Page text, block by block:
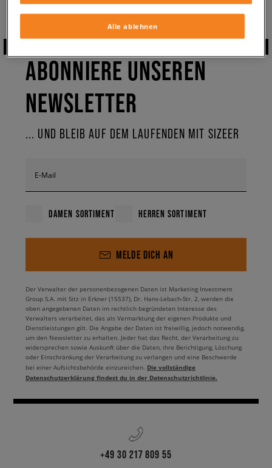
ABONNIERE UNSEREN
NEWSLETTER
... UND BLEIB AUF DEM LAUFENDEN MIT SIZEER
E-Mail
DAMEN SORTIMENT HERREN SORTIMENT
MELDE DICH AN
Der Verwalter der personenbezogenen Daten ist Marketing Investment
Group S.A. mit Sitz in Erkner (15537), Dr. Hans-Lebach-Str. 2, werden die
oben angegebenen Daten im rechtlich begründeten Interesse des
Verwalters verarbeitet, das als Vermarktung der eigenen Produkte und
Dienstleistungen gilt. Die Angabe der Daten ist freiwillig, jedoch notwendig,
um den Newsletter zu erhalten. Jeder hat das Recht, der Verarbeitung zu
widersprechen sowie Auskunft über die Daten, ihre Berichtigung, Löschung
oder Einschränkung der Verarbeitung zu verlangen und eine Beschwerde
bei einer Aufsichtsbehörde einzureichen. Die vollständige
Datenschutzerklärung findest du in der Datenschutzrichtlinie.
+49 30 217 809 55
Alle ablehnen